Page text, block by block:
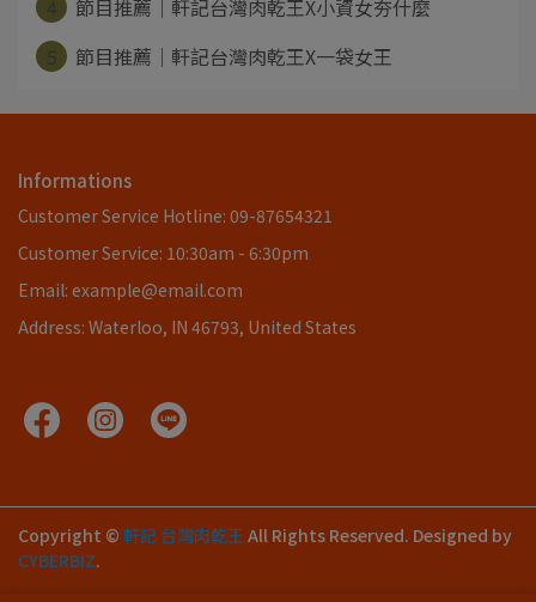
節目推薦｜軒記台灣肉乾王X小資女夯什麼
節目推薦｜軒記台灣肉乾王X一袋女王
Informations
Customer Service Hotline: 09-87654321
Customer Service: 10:30am - 6:30pm
Email: example@email.com
Address: Waterloo, IN 46793, United States
Copyright © 軒記 台灣肉乾王 All Rights Reserved. Designed by
CYBERBIZ.